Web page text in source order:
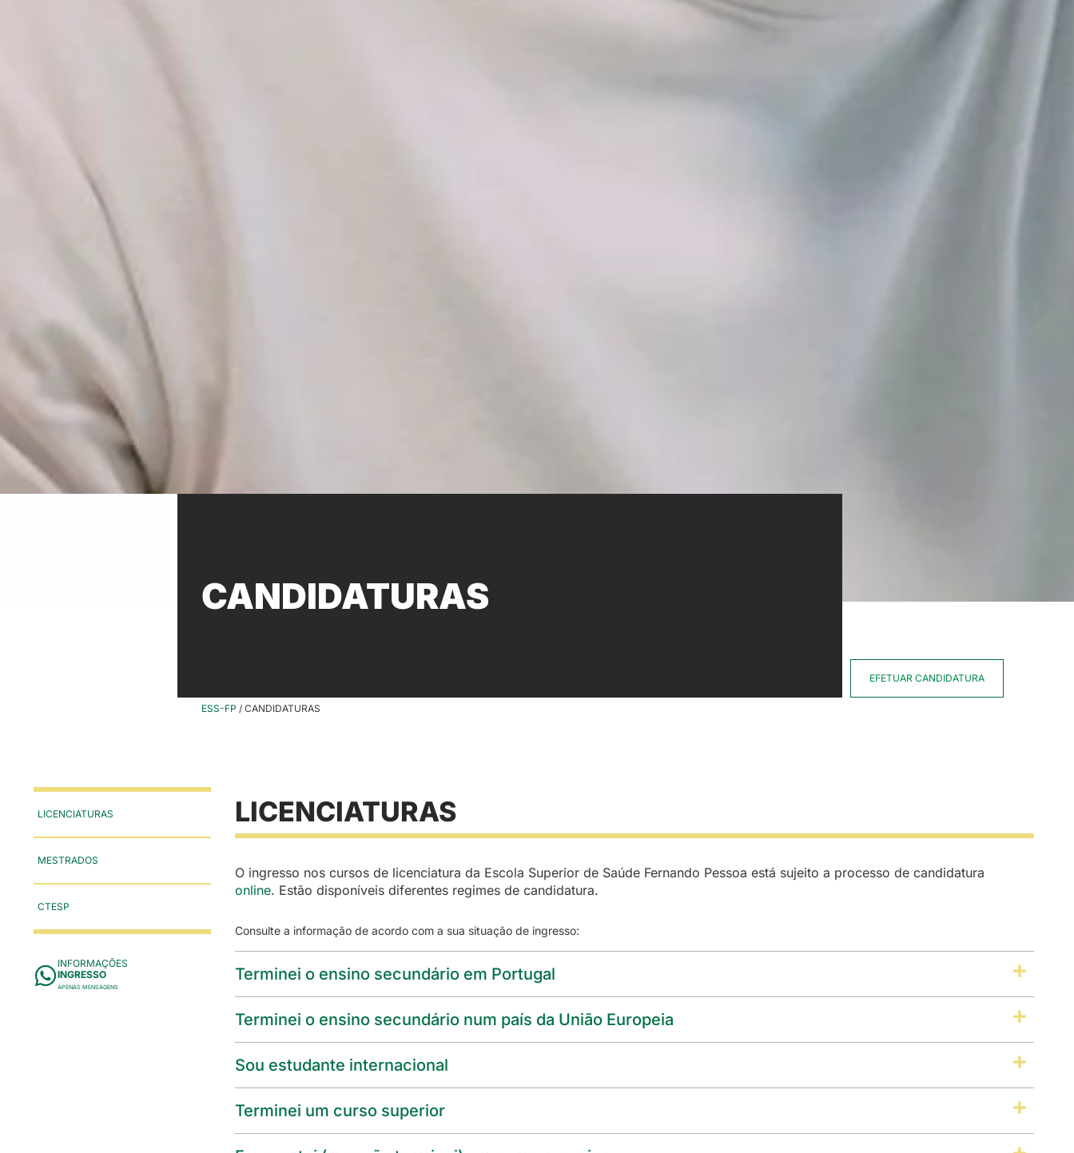
CANDIDATURAS
EFETUAR CANDIDATURA
ESS-FP / CANDIDATURAS
LICENCIATURAS
MESTRADOS
CTESP
INFORMAÇÕES
INGRESSO
APENAS MENSAGENS
LICENCIATURAS
O ingresso nos cursos de licenciatura da Escola Superior de Saúde Fernando Pessoa está sujeito a processo de candidatura
online. Estão disponíveis diferentes regimes de candidatura.
Consulte a informação de acordo com a sua situação de ingresso:
Terminei o ensino secundário em Portugal
Terminei o ensino secundário num país da União Europeia
Sou estudante internacional
Terminei um curso superior